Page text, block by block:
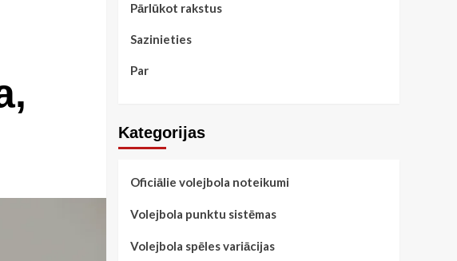
Pārlūkot rakstus
Sazinieties
Par
Kategorijas
Oficiālie volejbola noteikumi
Volejbola punktu sistēmas
Volejbola spēles variācijas